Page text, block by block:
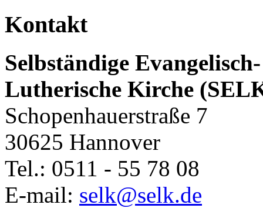
Kontakt
Selbständige Evangelisch-
Lutherische Kirche
Schopenhauerstraße 7
30625 Hannover
Tel.: 0511 - 55 78 08
E-mail: selk@selk.de